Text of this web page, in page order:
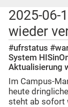
2025-06-
wieder
#ufrstatus
System
Aktualisierung
Im Campus-
heute
steht ab sofort